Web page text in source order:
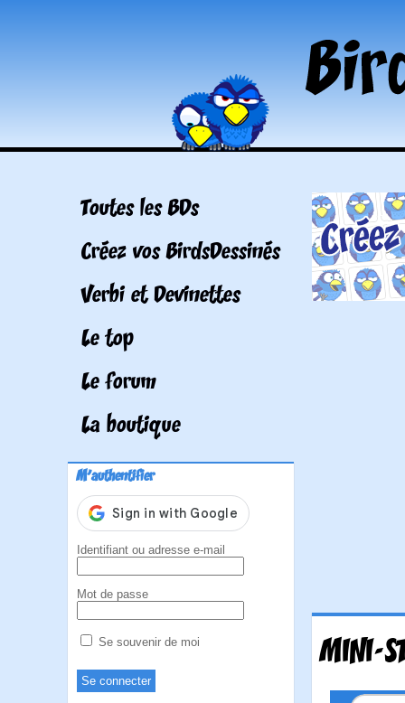
Toutes les BDs
Créez vos BirdsDessinés
Verbi et Devinettes
Le top
Le forum
La boutique
M'authentifier
Identifiant ou adresse e-mail
Mot de passe
Se souvenir de moi MINI-